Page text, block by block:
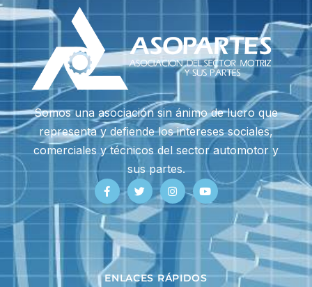
Somos una asociación sin ánimo de lucro que
representa y defiende los intereses sociales,
comerciales y técnicos del sector automotor y
sus partes.
ENLACES RÁPIDOS